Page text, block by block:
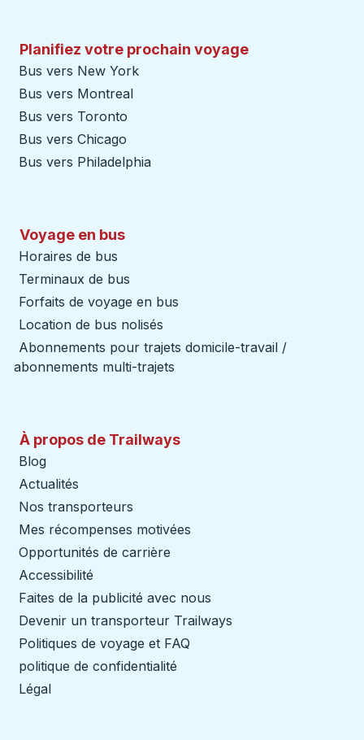
Planifiez votre prochain voyage
Bus vers New York
Bus vers Montreal
Bus vers Toronto
Bus vers Chicago
Bus vers Philadelphia
Voyage en bus
Horaires de bus
Terminaux de bus
Forfaits de voyage en bus
Location de bus nolisés
Abonnements pour trajets domicile-travail /
abonnements multi-trajets
À propos de Trailways
Blog
Actualités
Nos transporteurs
Mes récompenses motivées
Opportunités de carrière
Accessibilité
Faites de la publicité avec nous
Devenir un transporteur Trailways
Politiques de voyage et FAQ
politique de confidentialité
Légal